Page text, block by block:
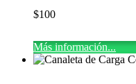
$100
Más información...